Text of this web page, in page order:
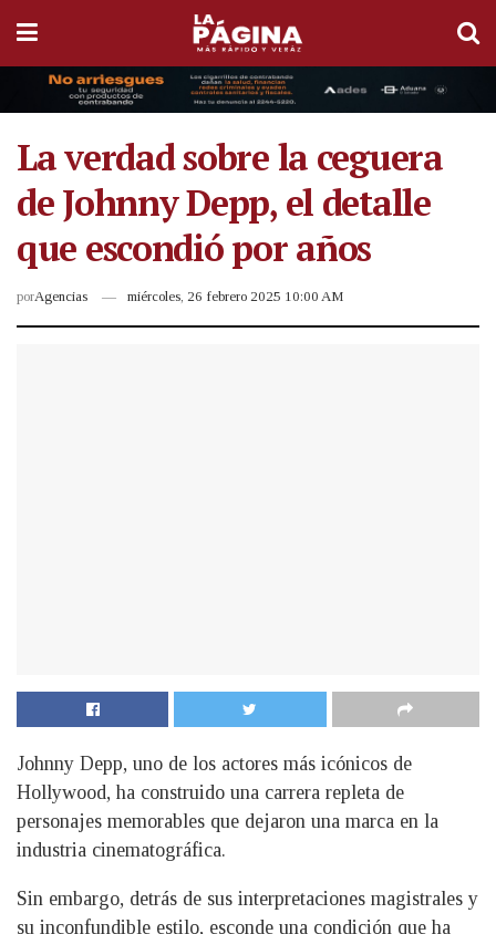
La verdad sobre la ceguera
de Johnny Depp, el detalle
que escondió por años
porAgencias miércoles, 26 febrero 2025 10:00 AM
Johnny Depp, uno de los actores más icónicos de
Hollywood, ha construido una carrera repleta de
personajes memorables que dejaron una marca en la
industria cinematográfica.
Sin embargo, detrás de sus interpretaciones magistrales y
su inconfundible estilo, esconde una condición que ha